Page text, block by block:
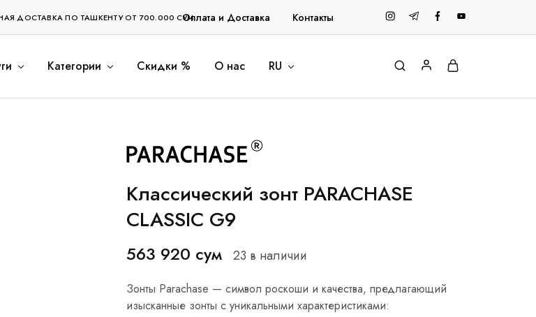
ДОСТАВКА ПО ТАШКЕНТУ ОТ 700.000 СУМОплата и Доставка Контакты
Категории Скидки % О нас RU
Классический зонт PARACHASE
CLASSIC G9
563 920 сум 23 в наличии
Зонты Parachase — символ роскоши и качества, предлагающий
изысканные зонты с уникальными характеристиками: